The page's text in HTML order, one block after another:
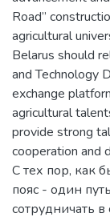
Road”
agricultural
Belarus should
and Technology
exchange
agricultural
provide strong
cooperation and
С тех пор, как
пояс - один
сотрудничать